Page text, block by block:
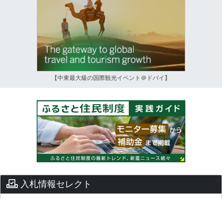
【中東最大級の国際観光イベント＠ドバイ】
入札情報セレクト